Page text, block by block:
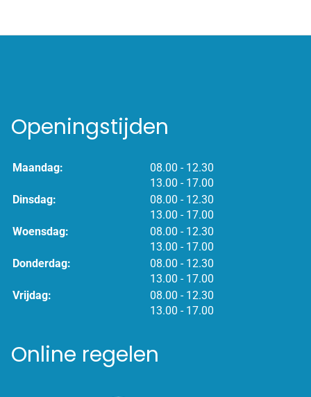
Openingstijden
Maandag: 08.00 tot
- 12.30
13.00 tot
- 17.00
Dinsdag:
08.00 tot
- 12.30
13.00 tot
- 17.00
Woensdag:
08.00 tot
- 12.30
13.00 tot
- 17.00
Donderdag:
08.00 tot
- 12.30
13.00 tot
- 17.00
Vrijdag:
08.00 tot
- 12.30
13.00 tot
- 17.00
Online regelen